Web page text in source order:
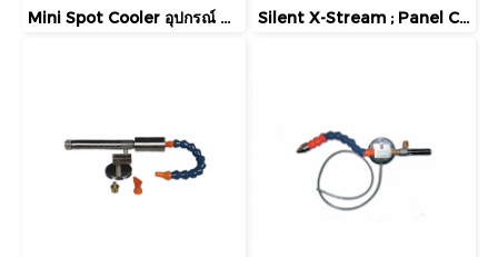
Mini Spot Cooler อุปกรณ์ ทำลมเย็น ขนาดเล็ก โดยใช้ลมอัด Silent X-Stream ; Panel Coolers อุปกรณ์ทำลมเย็น สำหรับตู้ควบคุมไฟฟ้า โดยใช้ลมอัด